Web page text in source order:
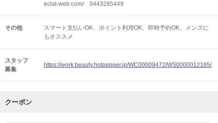
eclat-web.com/ 0443285449
その他 スマート支払いOK ポイント利用OK 即時予約OK
メンズに
もオススメ
スタッフ
募集
https://work.beauty.hotpepper.jp/WC00009472/WS0000012185/
クーポン